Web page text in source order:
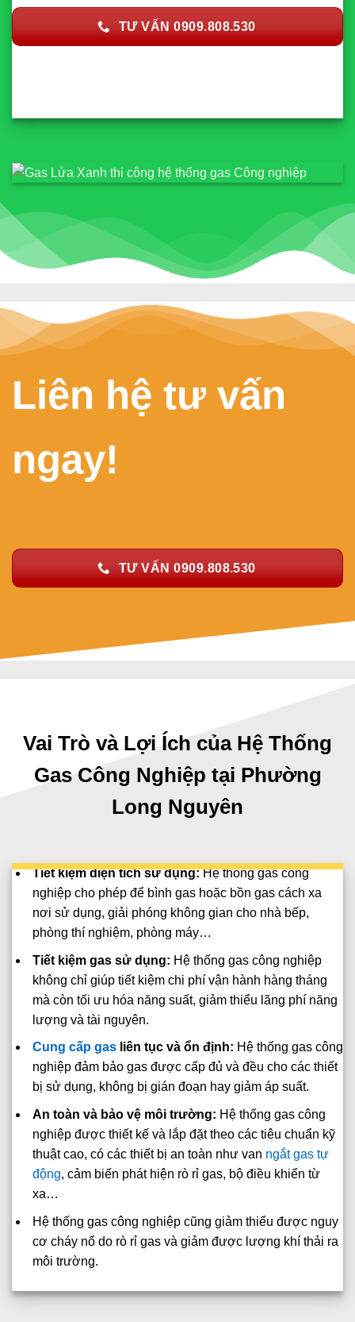
TƯ VẤN 0909.808.530
Liên hệ tư vấn
ngay!
TƯ VẤN 0909.808.530
Vai Trò và Lợi Ích của Hệ Thống
Gas Công Nghiệp tại Phường
Long Nguyên
Tiết kiệm diện tích sử dụng:Hệ thống gas công
nghiệp cho phép để bình gas hoặc bồn gas cách xa
nơi sử dụng, giải phóng không gian cho nhà bếp,
phòng thí nghiệm, phòng máy…
Tiết kiệm gas sử dụng: Hệ thống gas công nghiệp
không chỉ giúp tiết kiệm chi phí vận hành hàng tháng
mà còn tối ưu hóa năng suất, giảm thiểu lãng phí năng
lượng và tài nguyên.
Cung cấp gasliên tục và ổn định: Hệ thống gas công
nghiệp đảm bảo gas được cấp đủ và đều cho các thiết
bị sử dụng, không bị gián đoạn hay giảm áp suất.
An toàn và bảo vệ môi trường: Hệ thống gas công
nghiệp được thiết kế và lắp đặt theo các tiêu chuẩn kỹ
thuật cao, có các thiết bị an toàn như van ngắt gas tự
động, cảm biến phát hiện rò rỉ gas, bộ điều khiển từ
xa…
Hệ thống gas công nghiệp cũng giảm thiểu được nguy
cơ cháy nổ do rò rỉ gas và giảm được lượng khí thải ra
môi trường.